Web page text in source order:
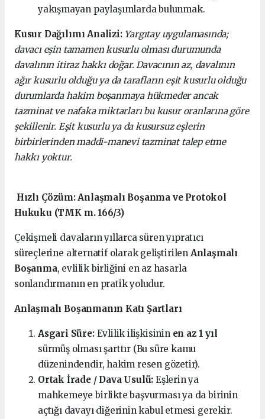
yakışmayan paylaşımlarda bulunmak.
Kusur Dağılımı Analizi: Yargıtay uygulamasında;
davacı eşin tamamen kusurlu olması durumunda
davalının itiraz hakkı doğar. Davacının az, davalının
ağır kusurlu olduğu ya da tarafların eşit kusurlu olduğu
durumlarda hakim boşanmaya hükmeder ancak
tazminat ve nafaka miktarları bu kusur oranlarına göre
şekillenir. Eşit kusurlu ya da kusursuz eşlerin
birbirlerinden maddi-manevi tazminat talep etme
hakkı yoktur.
Hızlı Çözüm: Anlaşmalı Boşanma ve Protokol
Hukuku (TMK m. 166/3)
Çekişmeli davaların yıllarca süren yıpratıcı
süreçlerine alternatif olarak geliştirilen Anlaşmalı
Boşanma, evlilik birliğini en az hasarla
sonlandırmanın en pratik yoludur.
Anlaşmalı Boşanmanın Katı Şartları
Asgari Süre:Evlilik ilişkisinin en az 1 yıl
sürmüş olması şarttır (Bu süre kamu
düzenindendir, hakim resen gözetir).
Ortak İrade / Dava Usulü: Eşlerin ya
mahkemeye birlikte başvurması ya da birinin
açtığı davayı diğerinin kabul etmesi gerekir.